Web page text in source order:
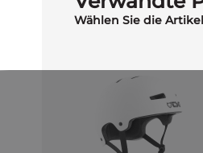
Wählen Sie die